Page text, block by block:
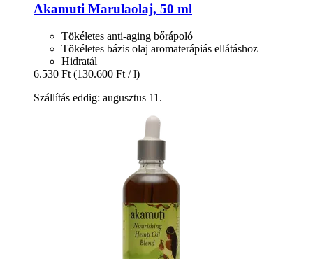
Akamuti Marulaolaj, 50 ml
Tökéletes anti-aging bőrápoló
Tökéletes bázis olaj aromaterápiás ellátáshoz
Hidratál
6.530 Ft (130.600 Ft / l)
Szállítás eddig: augusztus 11.